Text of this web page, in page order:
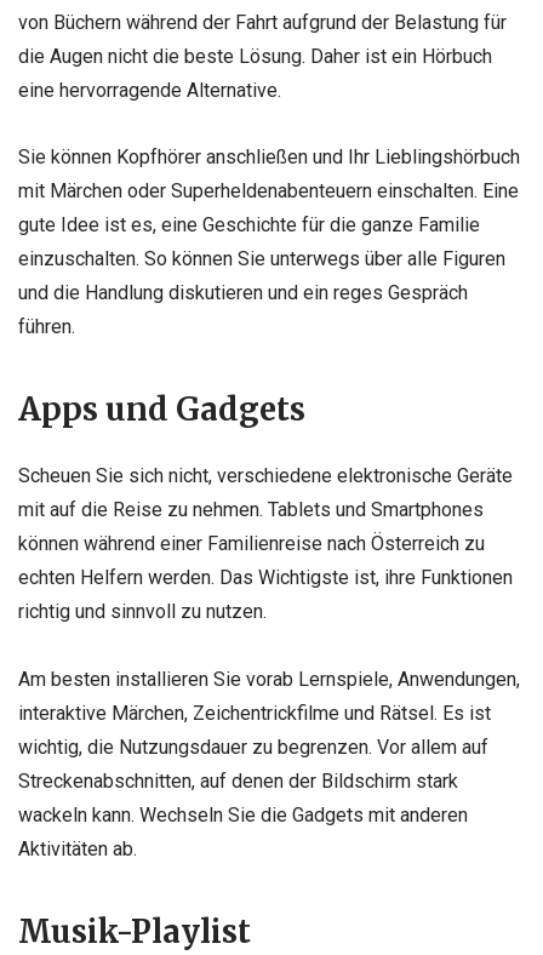
von Büchern während der Fahrt aufgrund der Belastung für
die Augen nicht die beste Lösung. Daher ist ein Hörbuch
eine hervorragende Alternative.
Sie können Kopfhörer anschließen und Ihr Lieblingshörbuch
mit Märchen oder Superheldenabenteuern einschalten. Eine
gute Idee ist es, eine Geschichte für die ganze Familie
einzuschalten. So können Sie unterwegs über alle Figuren
und die Handlung diskutieren und ein reges Gespräch
führen.
Apps und Gadgets
Scheuen Sie sich nicht, verschiedene elektronische Geräte
mit auf die Reise zu nehmen. Tablets und Smartphones
können während einer Familienreise nach Österreich zu
echten Helfern werden. Das Wichtigste ist, ihre Funktionen
richtig und sinnvoll zu nutzen.
Am besten installieren Sie vorab Lernspiele, Anwendungen,
interaktive Märchen, Zeichentrickfilme und Rätsel. Es ist
wichtig, die Nutzungsdauer zu begrenzen. Vor allem auf
Streckenabschnitten, auf denen der Bildschirm stark
wackeln kann. Wechseln Sie die Gadgets mit anderen
Aktivitäten ab.
Musik-Playlist